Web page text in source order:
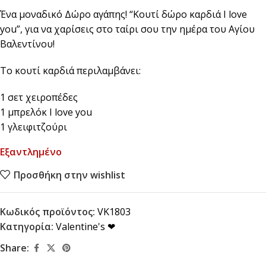
Ένα μοναδικό Δώρο αγάπης! “Κουτί δώρο καρδιά Ι love
you”, για να χαρίσεις στο ταίρι σου την ημέρα του Αγίου
Βαλεντίνου!
Το κουτί καρδιά περιλαμβάνει:
1 σετ χειροπέδες
1 μπρελόκ I love you
1 γλειφιτζούρι
Εξαντλημένο
Προσθήκη στην wishlist
Κωδικός προϊόντος: VK1803
Κατηγορία: Valentine's ❤
Share: